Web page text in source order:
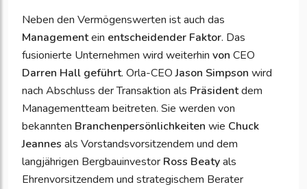
Neben den Vermögenswerten ist auch das
Managementein entscheidender Faktor. Das
fusionierte Unternehmen wird weiterhin von CEO
Darren Hall geführt. Orla-CEOJason Simpson wird
nach Abschluss der Transaktion als Präsidentdem
Managementteam beitreten. Sie werden von
bekannten Branchenpersönlichkeiten wie Chuck
Jeannes als Vorstandsvorsitzendem und dem
langjährigen Bergbauinvestor Ross Beatyals
Ehrenvorsitzendem und strategischem Berater